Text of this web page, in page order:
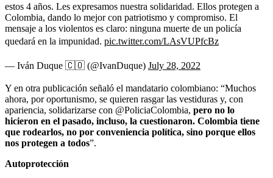
estos 4 años. Les expresamos nuestra solidaridad. Ellos protegen a
Colombia, dando lo mejor con patriotismo y compromiso. El
mensaje a los violentos es claro: ninguna muerte de un policía
quedará en la impunidad. pic.twitter.com/LAsVUPfcBz
— Iván Duque 🇨🇴 (@IvanDuque) July 28, 2022
Y en otra publicación señaló el mandatario colombiano: “Muchos
ahora, por oportunismo, se quieren rasgar las vestiduras y, con
apariencia, solidarizarse con @PoliciaColombia, pero no lo
hicieron en el pasado, incluso, la cuestionaron. Colombia tiene
que rodearlos, no por conveniencia política, sino porque ellos
nos protegen a todos”.
Autoprotección